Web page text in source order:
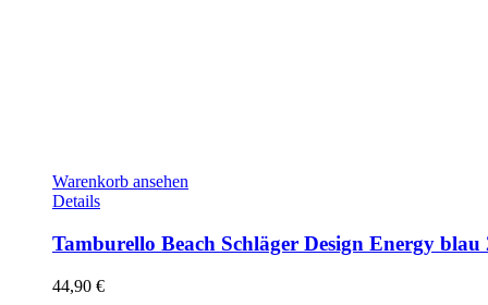
Warenkorb ansehen
Details
Tamburello Beach Schläger Design Energy blau
44,90 €